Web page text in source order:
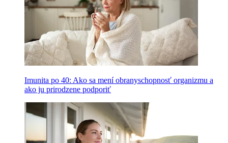
Imunita po 40: Ako sa mení obranyschopnosť organizmu a
ako ju prirodzene podporiť